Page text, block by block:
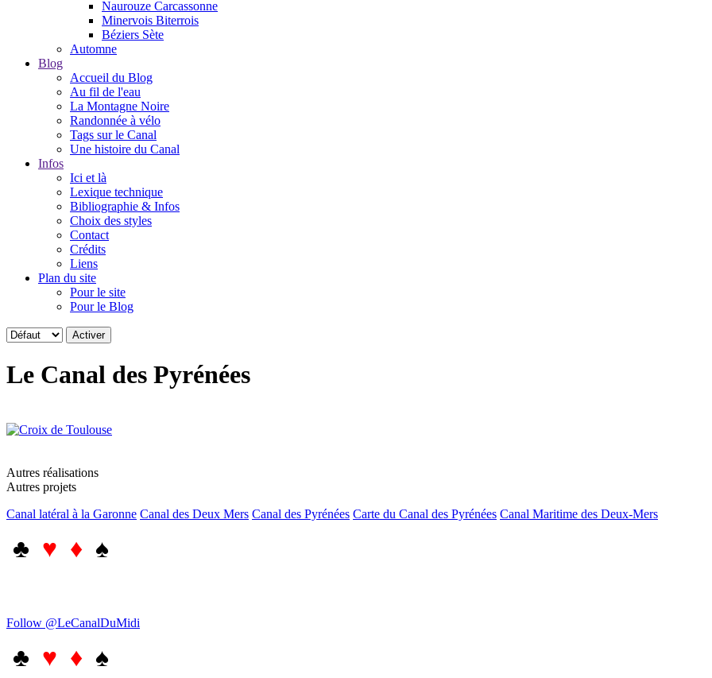
Naurouze Carcassonne
Minervois Biterrois
Béziers Sète
Automne
Blog
Accueil du Blog
Au fil de l'eau
La Montagne Noire
Randonnée à vélo
Tags sur le Canal
Une histoire du Canal
Infos
Ici et là
Lexique technique
Bibliographie & Infos
Choix des styles
Contact
Crédits
Liens
Plan du site
Pour le site
Pour le Blog
Le Canal des Pyrénées
Autres réalisations
Autres projets
Canal latéral à la Garonne Canal des Deux Mers Canal des Pyrénées Carte du Canal des Pyrénées Canal Maritime des Deux-Mers
♣ ♥ ♦ ♠
Follow @LeCanalDuMidi
♣ ♥ ♦ ♠